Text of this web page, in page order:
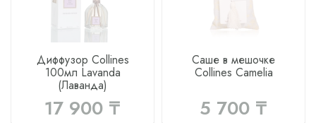
Диффузор Collines
100мл Lavanda
(Лаванда)
17 900 ₸
Саше в мешочке
Collines Camelia
5 700 ₸